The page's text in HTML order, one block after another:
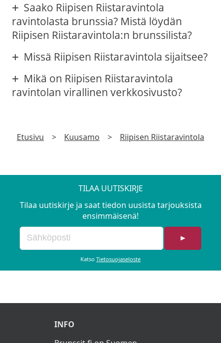
Saako Riipisen Riistaravintola
ravintolasta brunssia? Mistä löydän
Riipisen Riistaravintola:n brunssilista?
Missä Riipisen Riistaravintola sijaitsee?
Mikä on Riipisen Riistaravintola
ravintolan virallinen verkkosivusto?
Etusivu > Kuusamo > Riipisen Riistaravintola
TILAA UUTISKIRJE
Tilaa uutiskirje ja saat tiedon uusista tarjouksista
ensimmäisenä!
►
Katso Tietosuojaseloste
INFO